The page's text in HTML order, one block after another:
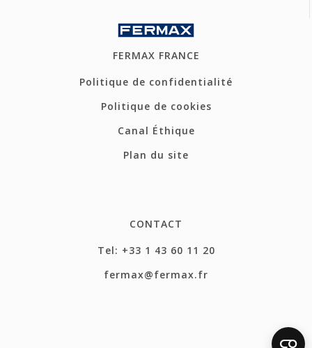
FERMAX FRANCE
Politique de confidentialité
Politique de cookies
Canal Éthique
Plan du site
CONTACT
Tel: +33 1 43 60 11 20
fermax@fermax.fr